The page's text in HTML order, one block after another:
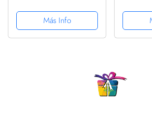
PopSockets PopGrip
Intercambiable
Más Info